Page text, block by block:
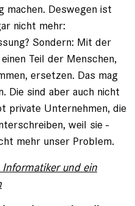
machen. Deswegen ist
nicht mehr:
Sondern: Mit der
Teil der Menschen,
ersetzen. Das mag
Die sind aber auch nicht
private Unternehmen, die
weil sie
mehr unser Problem.
und ein